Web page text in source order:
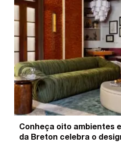
Conheça oito ambientes
da Breton celebra o